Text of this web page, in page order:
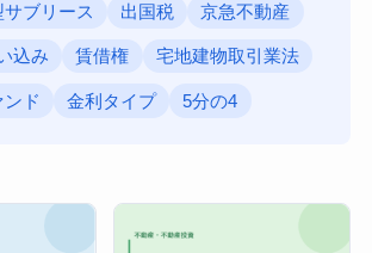
ブリース 出国税 京急不動産
込み 賃借権 宅地建物取引業法
ド 金利タイプ 5分の4